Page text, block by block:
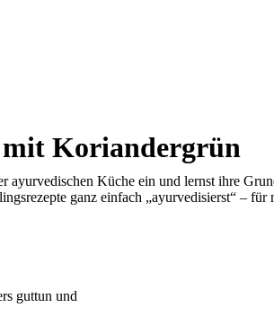
mit Koriandergrün
Küche ein und lernst ihre
ganz einfach „ayurvedisierst“ –
guttun und